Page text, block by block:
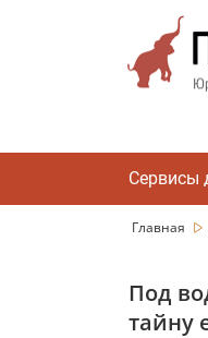
Сервисы
Главная
Под
тайну